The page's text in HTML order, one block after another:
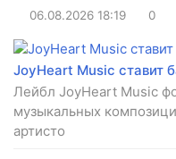
06.08.2026 18:19 0
JoyHeart Music ставит
Лейбл JoyHeart Music
музыкальных
артисто